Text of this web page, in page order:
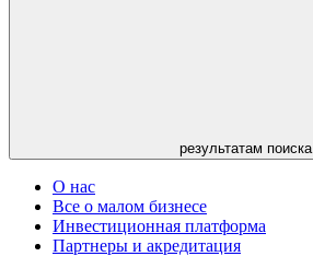
результатам поиска
О нас
Все о малом бизнесе
Инвестиционная платформа
Партнеры и акредитация